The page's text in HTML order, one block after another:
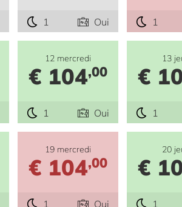
1 Oui 1
12 mercredi
€ 104,00
1 Oui
13
€
1
19 mercredi
€ 104,00
1 Oui
20
€
1